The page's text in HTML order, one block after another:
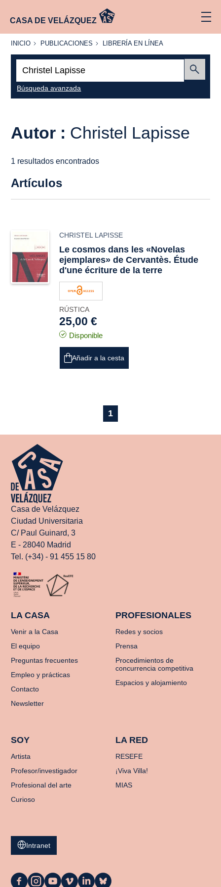
CASA DE VELÁZQUEZ
INICIO
INICIO PUBLICACIONES
PUBLICACIONES
LIBRERÍA
LÍNEA
LIBRERÍA EN LÍNEA
Búsqueda avanzada
Autor : Christel Lapisse
1 resultados encontrados
Artículos
CHRISTEL LAPISSE
Le cosmos dans les «Novelas
ejemplares» de Cervantès. Étude
d'une écriture de la terre
RÚSTICA
25,00 €
Disponible
Añadir a la cesta
1
Casa de Velázquez
Ciudad Universitaria
C/ Paul Guinard, 3
E - 28040 Madrid
Tel. (+34) - 91 455 15 80
LA CASA
Venir a la Casa
El equipo
Preguntas frecuentes
Empleo y prácticas
Contacto
Newsletter
PROFESIONALES
Redes y socios
Prensa
Procedimientos de
concurrencia competitiva
Espacios y alojamiento
SOY
Artista
Profesor/investigador
Profesional del arte
Curioso
LA RED
RESEFE
¡Viva Villa!
MIAS
Intranet
La La La La La La